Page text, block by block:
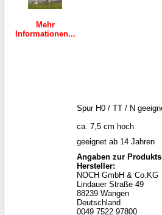
Mehr
Informationen...
Spur H0 / TT / N
ca. 7,5 cm hoch
geeignet ab 14 Jahren
Angaben zur
Hersteller:
NOCH GmbH & Co.KG
Lindauer Straße 49
88239 Wangen
Deutschland
0049 7522 97800